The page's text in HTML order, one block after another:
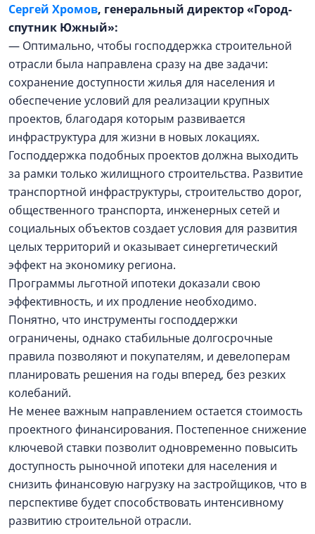
Сергей Хромов, генеральный директор «Город-
спутник Южный»:
— Оптимально, чтобы господдержка строительной
отрасли была направлена сразу на две задачи:
сохранение доступности жилья для населения и
обеспечение условий для реализации крупных
проектов, благодаря которым развивается
инфраструктура для жизни в новых локациях.
Господдержка подобных проектов должна выходить
за рамки только жилищного строительства. Развитие
транспортной инфраструктуры, строительство дорог,
общественного транспорта, инженерных сетей и
социальных объектов создает условия для развития
целых территорий и оказывает синергетический
эффект на экономику региона.
Программы льготной ипотеки доказали свою
эффективность, и их продление необходимо.
Понятно, что инструменты господдержки
ограничены, однако стабильные долгосрочные
правила позволяют и покупателям, и девелоперам
планировать решения на годы вперед, без резких
колебаний.
Не менее важным направлением остается стоимость
проектного финансирования. Постепенное снижение
ключевой ставки позволит одновременно повысить
доступность рыночной ипотеки для населения и
снизить финансовую нагрузку на застройщиков, что в
перспективе будет способствовать интенсивному
развитию строительной отрасли.